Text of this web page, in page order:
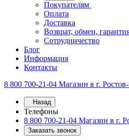
Покупателям
Оплата
Доставка
Возврат, обмен,
Сотрудничество
Блог
Информация
Контакты
8 800 700-21-04 Магазин в г.
Назад
Телефоны
8 800 700-21-04 Магазин в г.
Заказать звонок